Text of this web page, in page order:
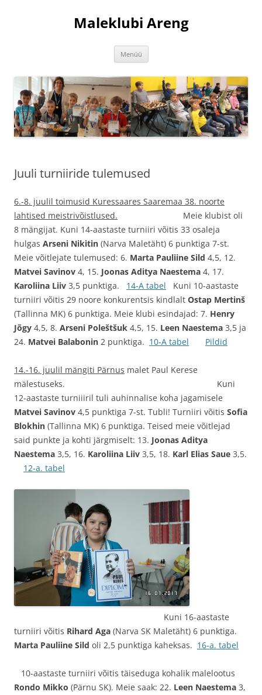
Maleklubi Areng
Menüü
Juuli turniiride tulemused
6.-8. juulil toimusid Kuressaares Saaremaa 38. noorte
lahtised meistrivõistlused. Meie klubist oli
8 mängijat. Kuni 14-aastaste turniiri võitis 33 osaleja
hulgas Arseni Nikitin (Narva Maletäht) 6 punktiga 7-st.
Meie võitlejate tulemused: 6. Marta Pauliine Sild 4,5, 12.
Matvei Savinov 4, 15. Joonas Aditya Naestema 4, 17.
Karoliina Liiv 3,5 punktiga. 14-A tabel Kuni 10-aastaste
turniiri võitis 29 noore konkurentsis kindlalt Ostap Mertinš
(Tallinna MK) 6 punktiga. Meie klubi esindajad: 7. Henry
Jõgy 4,5, 8. Arseni Poleštšuk 4,5, 15. Leen Naestema 3,5 ja
24. Matvei Balabonin 2 punktiga. 10-A tabel Pildid
14.-16. juulil mängiti Pärnus malet Paul Kerese
mälestuseks. Kuni
12-aastaste turniiiril tuli auhinnalise koha jagamisele
Matvei Savinov 4,5 punktiga 7-st. Tubli! Turniiri võitis Sofia
Blokhin (Tallinna MK) 6 punktiga. Teised meie võitlejad
said punkte ja kohti järgmiselt: 13. Joonas Aditya
Naestema 3,5, 16. Karoliina Liiv 3,5, 18. Karl Elias Saue 3,5.
12-a. tabel
Kuni 16-aastaste
turniiri võitis Rihard Aga (Narva SK Maletäht) 6 punktiga.
Marta Pauliine Sild oli 2,5 punktiga kaheksas. 16-a. tabel
10-aastaste turniiri võitis täiseduga kohalik malelootus
Rondo Mikko (Pärnu SK). Meie saak: 22. Leen Naestema 3,